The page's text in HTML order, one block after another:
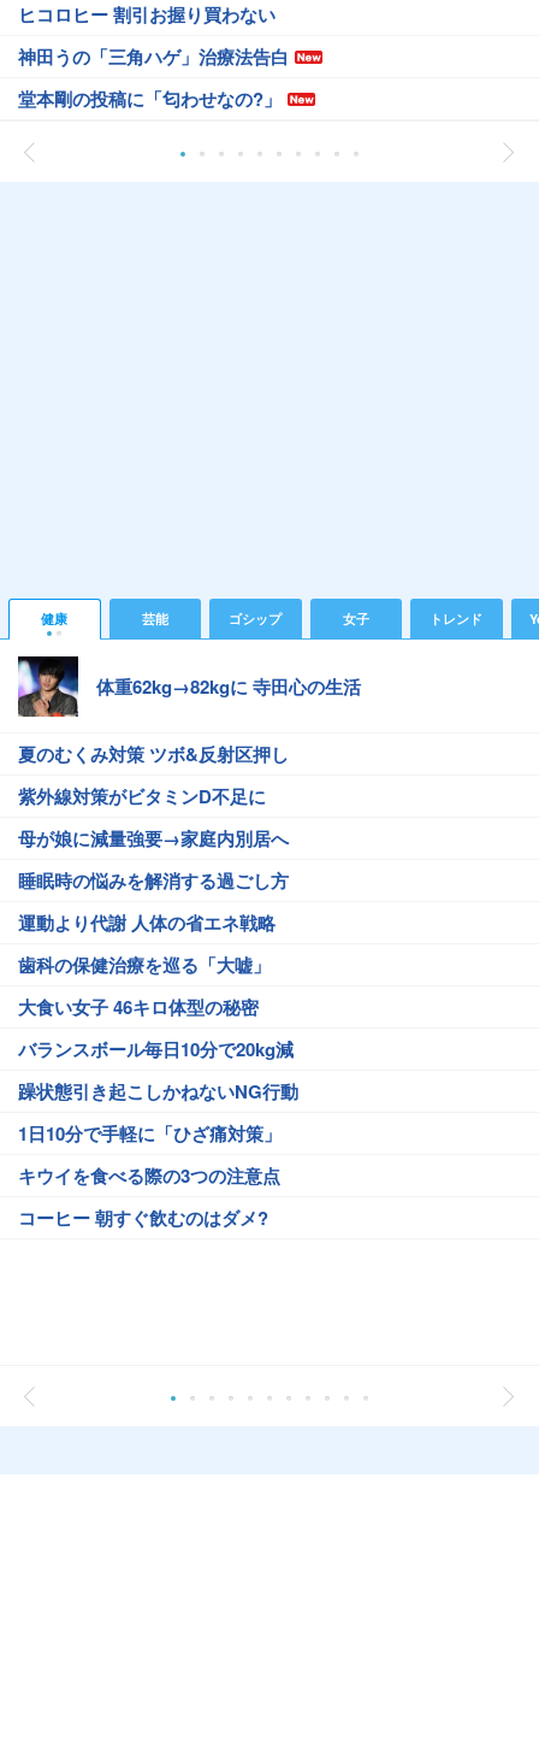
ヒコロヒー 割引お握り買わない
神田うの「三角ハゲ」治療法告白
堂本剛の投稿に「匂わせなの?」
健康 芸能 ゴシップ 女子 トレンド
体重62kg→82kgに 寺田心の生活
夏のむくみ対策 ツボ&反射区押し
紫外線対策がビタミンD不足に
母が娘に減量強要→家庭内別居へ
睡眠時の悩みを解消する過ごし方
運動より代謝 人体の省エネ戦略
歯科の保健治療を巡る「大嘘」
大食い女子 46キロ体型の秘密
バランスボール毎日10分で20kg減
躁状態引き起こしかねないNG行動
1日10分で手軽に「ひざ痛対策」
キウイを食べる際の3つの注意点
コーヒー 朝すぐ飲むのはダメ?